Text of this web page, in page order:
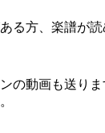
る方、楽譜が
の動画も送りま